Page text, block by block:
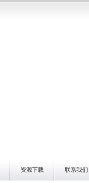
资源下载 联系我们